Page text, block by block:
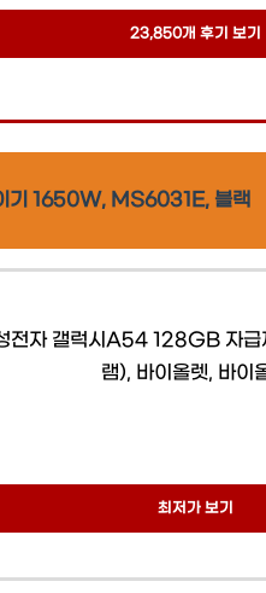
23,850개 후기 보기
기 1650W, MS6031E, 블랙
전자 갤럭시A54 128GB 자
램), 바이올렛, 바이
최저가 보기